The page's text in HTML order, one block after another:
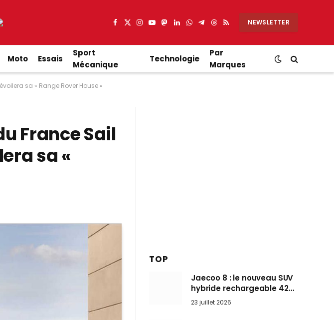
Facebook
X
Instagram
YouTube
Mastodon
LinkedIn
WhatsApp
Partager
Telegram
Threads
RSS NEWSLETTER
Moto Essais
Sport
Mécanique
Technologie
Par
Marques
sa « Range Rover House »
France Sail
sa «
TOP
Jaecoo 8 : le nouveau SUV
hybride rechargeable 428
ch qui vise l’Audi Q7 arrive
en Europe cet automne
23 juillet 2026